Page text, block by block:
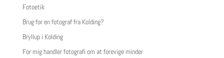
Fotoetik
Brug for en fotograf fra Kolding?
Bryllup i Kolding
For mig handler fotografi om at forevige minder